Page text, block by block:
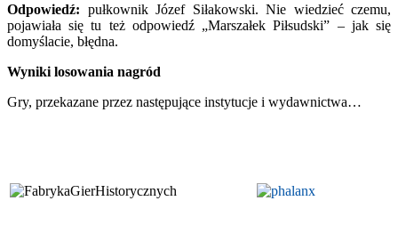
Odpowiedź: pułkownik Józef Siłakowski. Nie wiedzieć czemu,
pojawiała się tu też odpowiedź „Marszałek Piłsudski” – jak się
domyślacie, błędna.
Wyniki losowania nagród
Gry, przekazane przez następujące instytucje i wydawnictwa…